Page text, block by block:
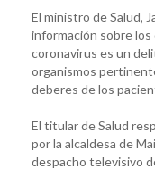
El ministro de Salud,
información sobre los
coronavirus es un
organismos
deberes de los
El titular de Salud
por la alcaldesa de
despacho televisivo